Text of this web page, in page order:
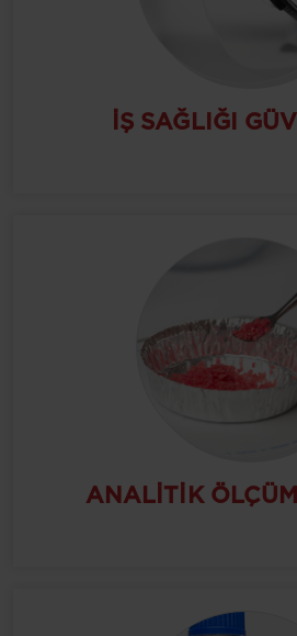
İŞ SAĞLIĞI
ANALITIK